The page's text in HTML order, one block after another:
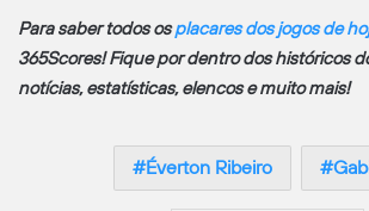
Para saber todos osplacares dos jogos de
365Scores! Fique por dentro dos históricos
notícias, estatísticas, elencos e muito mais!
Éverton Ribeiro